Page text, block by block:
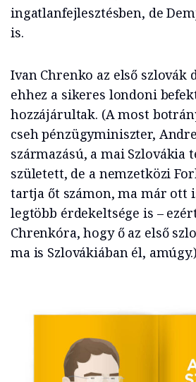
ingatlanfejlesztésben, de
is.
Ivan Chrenko az első
ehhez a sikeres londoni
hozzájárultak. (A most
cseh pénzügyminiszter,
származású, a mai Szlovákia
született, de a nemzetközi
tartja őt számon, ma már ott
legtöbb érdekeltsége is –
Chrenkóra, hogy ő az első
ma is Szlovákiában él, amúgy.)